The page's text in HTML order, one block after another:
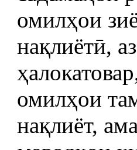
омилҳои
нақлиётӣ,
омилҳои
нақлиёт,